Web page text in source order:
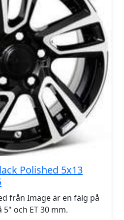
Polished 5x13
från Image är en fälg på
och ET 30 mm.